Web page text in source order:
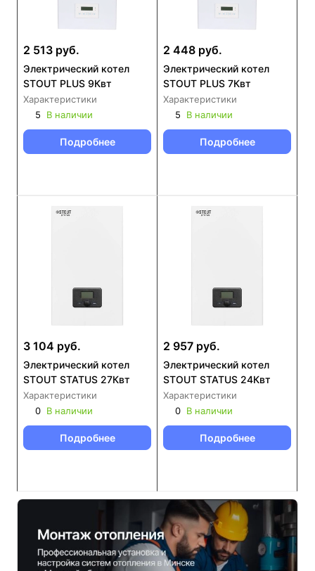
2 513 руб.
Электрический котел
STOUT PLUS 9Квт
Характеристики
5
В наличии
Подробнее
2 448 руб.
Электрический котел
STOUT PLUS 7Квт
Характеристики
5
В наличии
Подробнее
3 104 руб.
Электрический котел
STOUT STATUS 27Квт
Характеристики
0 В наличии
Подробнее
2 957 руб.
Электрический котел
STOUT STATUS 24Квт
Характеристики
0 В наличии
Подробнее